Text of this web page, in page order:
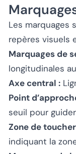
Les marquages
repères visuels
Marquages de
longitudinales
Axe central :
Point
seuil pour
Zone de
indiquant la